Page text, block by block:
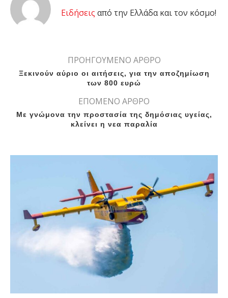
Eιδήσεις από την Ελλάδα και τον κόσμο!
ΠΡΟΗΓΟΥΜΕΝΟ ΑΡΘΡΟ
Ξεκινούν αύριο οι αιτήσεις, για την αποζημίωση
των 800 ευρώ
ΕΠΟΜΕΝΟ ΑΡΘΡΟ
Με γνώμονα την προστασία της δημόσιας υγείας,
κλείνει η νεα παραλία